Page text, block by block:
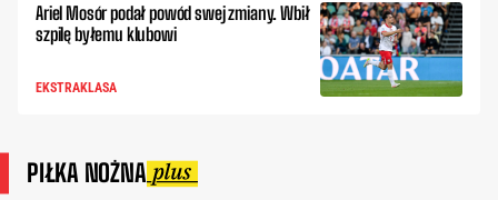
Ariel Mosór podał powód swej zmiany. Wbił
szpilę byłemu klubowi
EKSTRAKLASA
PIŁKA NOŻNA